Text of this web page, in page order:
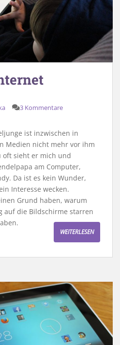
3 Kommentare
ist inzwischen in
Medien nicht mehr vor ihm
oft sieht er mich und
am Computer,
Da ist es kein Wunder,
Interesse wecken.
Grund haben, warum
auf die Bildschirme starren
WEITERLESEN